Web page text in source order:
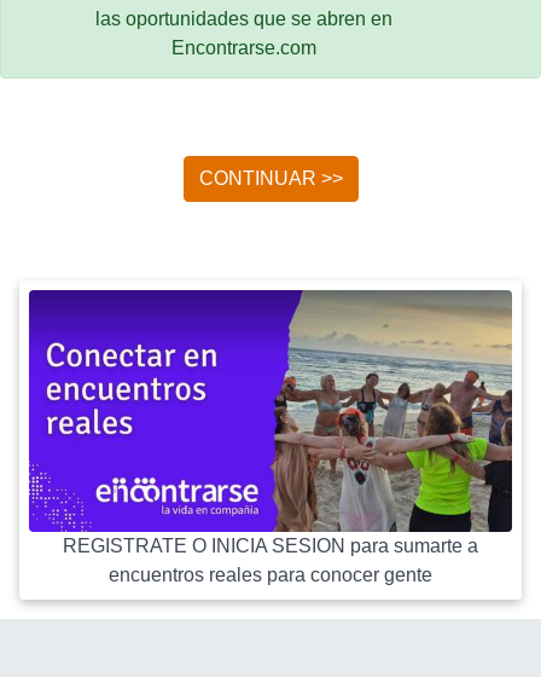
las oportunidades que se abren en
Encontrarse.com
CONTINUAR >>
REGISTRATE O INICIA SESION para sumarte a
encuentros reales para conocer gente